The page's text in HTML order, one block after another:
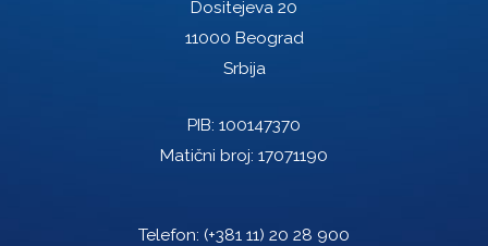
Dositejeva 20
11000 Beograd
Srbija
PIB: 100147370
Matični broj: 17071190
Telefon: (+381 11) 20 28 900